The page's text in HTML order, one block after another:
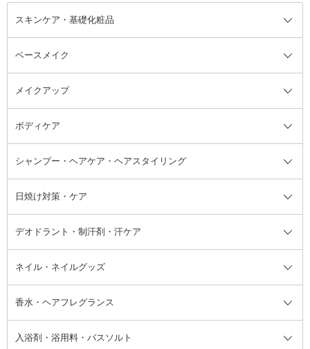
スキンケア・基礎化粧品
スキンケア・基礎化粧品全て
洗顔料
美容液
オールインワン化粧品 フェイスクリーム
フェイスオイル・バーム
ブースター・導入液
洗い流すパック・マスク
リップクリーム・リップケア
顔用マッサージ料
ベースメイク
ベースメイク全て
BBクリーム
コンシーラー ファンデーション
フェイスパウダー
メイクアップ
メイクアップ全て
まつげ美容液 つけまつげ
アイシャドウ
アイブロウ・眉マスカラ
チーク
ハイライト・シェーディング
ボディケア
ボディケア全て
ボディソープ・ハンドソープ・石
けん
ボディケア
レッグ・フットケア
バストケア
ネイルケア
脱毛・除毛ケア
シャンプー・ヘアケア・ヘアスタイリング
シャンプー・ヘアケア・ヘアスタ
イリング全て
洗い流さないトリートメント
ヘアスタイリング剤
頭皮ケア・育毛剤
その他シャンプー・ヘアケア・ヘ
アスタイリング
日焼け対策・ケア
日焼け対策・ケア全て
サンオイル・タンニング
その他日焼け対策・UVケア
デオドラント・制汗剤・汗ケア
デオドラント・制汗剤・汗ケア全
て
フット用デオドラント・制汗剤・
汗ケア
ネイル・ネイルグッズ
ネイル・ネイルグッズ全て
ジェルネイル
香水・ヘアフレグランス
香水・ヘアフレグランス全て
入浴剤・浴用料・バスソルト